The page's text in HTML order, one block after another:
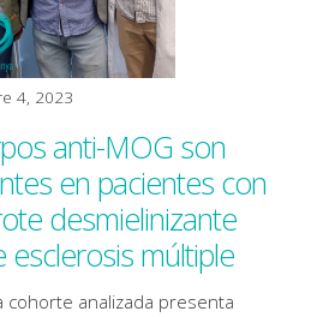
4, 2023
anti-MOG son
en pacientes con
desmielinizante
esclerosis múltiple
cohorte analizada presenta